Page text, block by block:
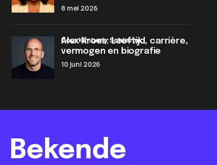
8 mei 2026
Alex Kroes: Leeftijd, carrière,
vermogen en biografie
door Kimberly Schievink
10 juni 2026
Bekende